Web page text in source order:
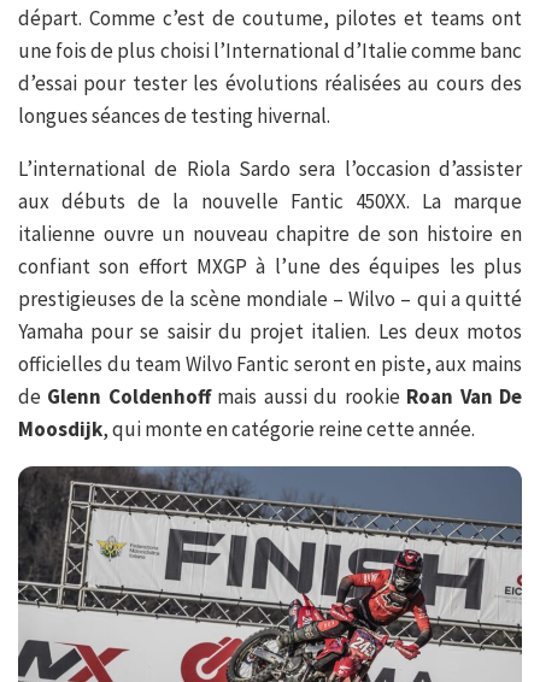
départ. Comme c’est de coutume, pilotes et teams ont
une fois de plus choisi l’International d’Italie comme banc
d’essai pour tester les évolutions réalisées au cours des
longues séances de testing hivernal.
L’international de Riola Sardo sera l’occasion d’assister
aux débuts de la nouvelle Fantic 450XX. La marque
italienne ouvre un nouveau chapitre de son histoire en
confiant son effort MXGP à l’une des équipes les plus
prestigieuses de la scène mondiale – Wilvo – qui a quitté
Yamaha pour se saisir du projet italien. Les deux motos
officielles du team Wilvo Fantic seront en piste, aux mains
de Glenn Coldenhoffmais aussi du rookie Roan Van De
Moosdijk, qui monte en catégorie reine cette année.